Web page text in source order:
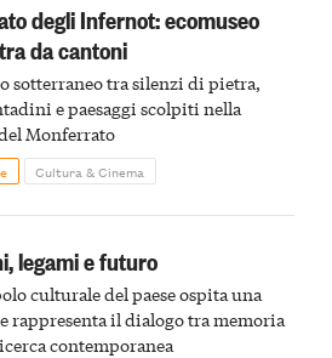
degli Infernot: ecomuseo
da cantoni
sotterraneo tra silenzi di pietra,
e paesaggi scolpiti nella
Monferrato
Cultura & Cinema
legami e futuro
culturale del paese ospita una
rappresenta il dialogo tra memoria
contemporanea